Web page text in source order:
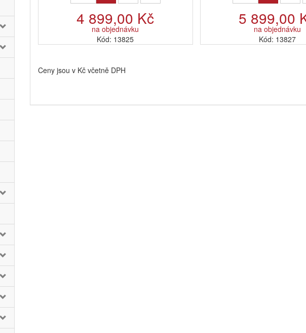
4 899,00 Kč
na objednávku
Kód: 13825
5 899,00
na objednávku
Kód: 13827
Ceny jsou v Kč včetně DPH